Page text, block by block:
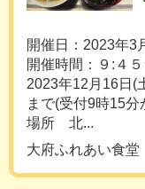
開催日：2023年3
開催時間：９:４
2023年12月16日(
まで(受付9時15分
場所 北...
大府ふれあい食堂